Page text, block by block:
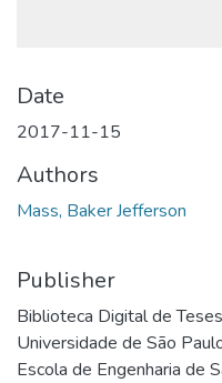
Date
2017-11-15
Authors
Mass, Baker Jefferson
Publisher
Biblioteca Digital de
Universidade de São
Escola de Engenharia de